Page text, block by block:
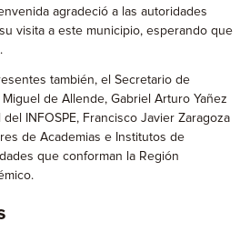
agradeció a las autoridades
visita a este municipio, esperando que
también, el Secretario de
de Allende, Gabriel Arturo Yañez
INFOSPE, Francisco Javier Zaragoza
de Academias e Institutos de
que conforman la Región